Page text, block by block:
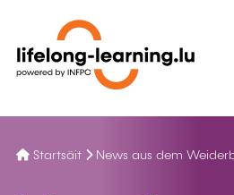
Startsäit News aus dem